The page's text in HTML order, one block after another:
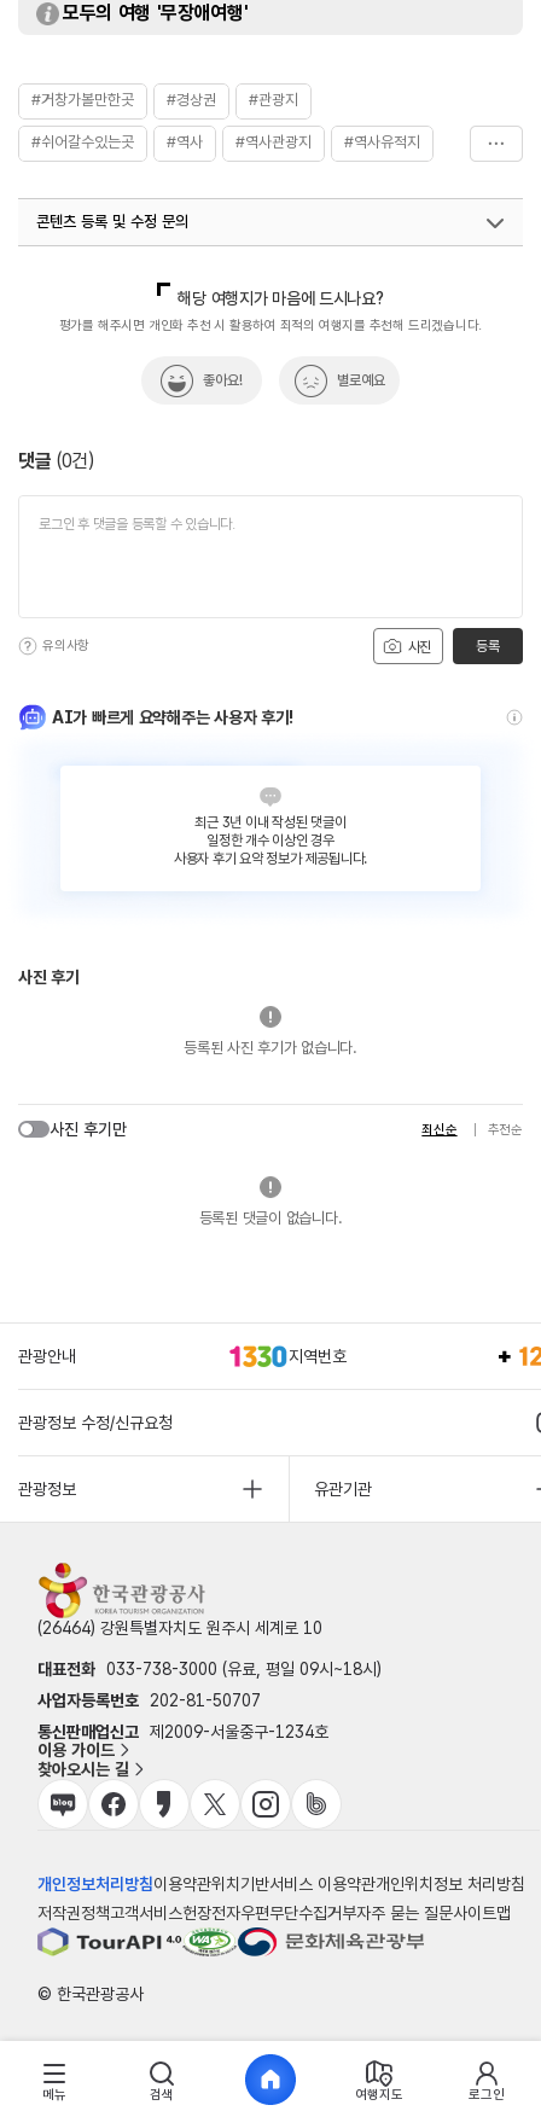
모두의 여행 '무장애여행'
#거창가볼만한곳 #경상권 #관광지
#쉬어갈수있는곳 #역사 #역사관광지 #역사유적지
콘텐츠 등록 및 수정 문의
해당 여행지가 마음에 드시나요?
평가를 해주시면 개인화 추천 시 활용하여 최적의 여행지를 추천해 드리겠습니다.
좋아요! 별로예요
댓글 (0건)
사진
유의사항 등록
AI가 빠르게 요약해주는 사용자 후기!
최근 3년 이내 작성된 댓글이
일정한 개수 이상인 경우
사용자 후기 요약 정보가 제공됩니다.
사진 후기
등록된 사진 후기가 없습니다.
사진 후기만 최신순 추천순
등록된 댓글이 없습니다.
관광안내 지역번호
관광정보 수정/신규요청
관광정보 유관기관
(26464) 강원특별자치도 원주시 세계로 10
대표전화 033-738-3000 (유료, 평일 09시~18시)
사업자등록번호
202-81-50707
통신판매업신고 제2009-서울중구-1234호
이용 가이드
찾아오시는 길
개인정보처리방침이용약관위치기반서비스 이용약관개인위치정보 처리방침
저작권정책고객서비스헌장전자우편무단수집거부자주 묻는 질문사이트맵
© 한국관광공사
메뉴 검색 여행지도 로그인